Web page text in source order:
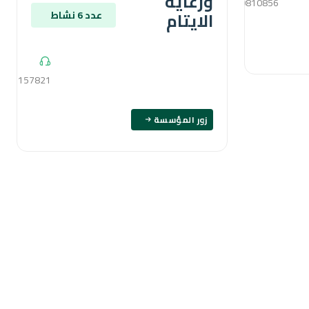
الايتام عدد 6 نشاط
زور المؤسسة